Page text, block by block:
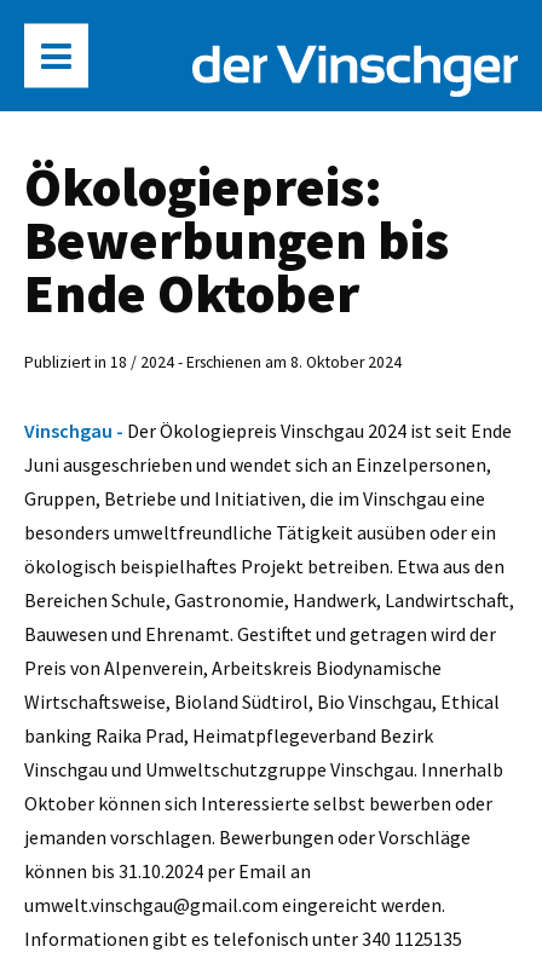
Ökologiepreis:
Bewerbungen bis
Ende Oktober
Publiziert in 18 / 2024 - Erschienen am 8. Oktober 2024
Vinschgau - Der Ökologiepreis Vinschgau 2024 ist seit Ende
Juni ausgeschrieben und wendet sich an Einzelpersonen,
Gruppen, Betriebe und Initiativen, die im Vinschgau eine
besonders umweltfreundliche Tätigkeit ausüben oder ein
ökologisch beispielhaftes Projekt betreiben. Etwa aus den
Bereichen Schule, Gastronomie, Handwerk, Landwirtschaft,
Bauwesen und Ehrenamt. Gestiftet und getragen wird der
Preis von Alpenverein, Arbeitskreis Biodynamische
Wirtschaftsweise, Bioland Südtirol, Bio Vinschgau, Ethical
banking Raika Prad, Heimatpflegeverband Bezirk
Vinschgau und Umweltschutzgruppe Vinschgau. Innerhalb
Oktober können sich Interessierte selbst bewerben oder
jemanden vorschlagen. Bewerbungen oder Vorschläge
können bis 31.10.2024 per Email an
umwelt.vinschgau@gmail.com eingereicht werden.
Informationen gibt es telefonisch unter 340 1125135